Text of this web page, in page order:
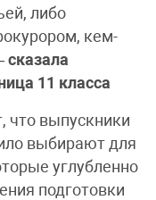
либо
кем-
сказала
11 класса
что выпускники
выбирают для
углубленно
подготовки